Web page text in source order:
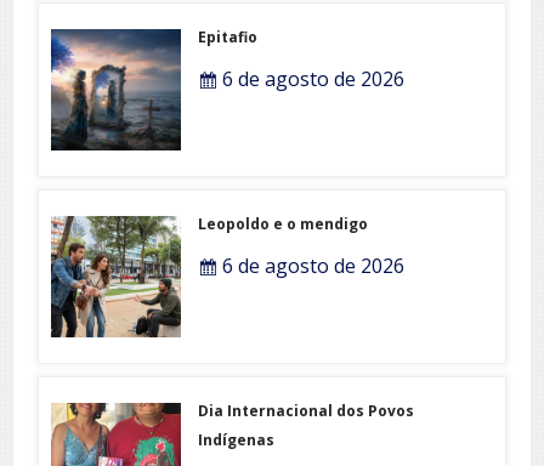
Epitafio
6 de agosto de 2026
Leopoldo e o mendigo
6 de agosto de 2026
Dia Internacional dos Povos
Indígenas